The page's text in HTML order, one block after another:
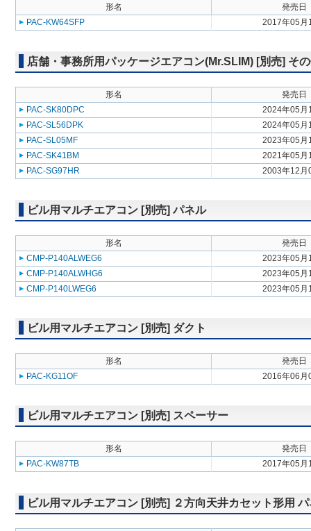
形名
発売日
PAC-KW64SFP
2017年05月
店舗・事務所用パッケージエアコン(Mr.SLIM) [別売] そ
形名
発売日
PAC-SK80DPC
2024年05月
PAC-SL56DPK
2024年05月
PAC-SL05MF
2023年05月
PAC-SK41BM
2021年05月
PAC-SG97HR
2003年12月
ビル用マルチエアコン [別売] パネル
形名
発売日
CMP-P140ALWEG6
2023年05月
CMP-P140ALWHG6
2023年05月
CMP-P140LWEG6
2023年05月
ビル用マルチエアコン [別売] ダクト
形名
発売日
PAC-KG11OF
2016年06月
ビル用マルチエアコン [別売] スペーサー
形名
発売日
PAC-KW87TB
2017年05月
ビル用マルチエアコン [別売] ２方向天井カセット形用